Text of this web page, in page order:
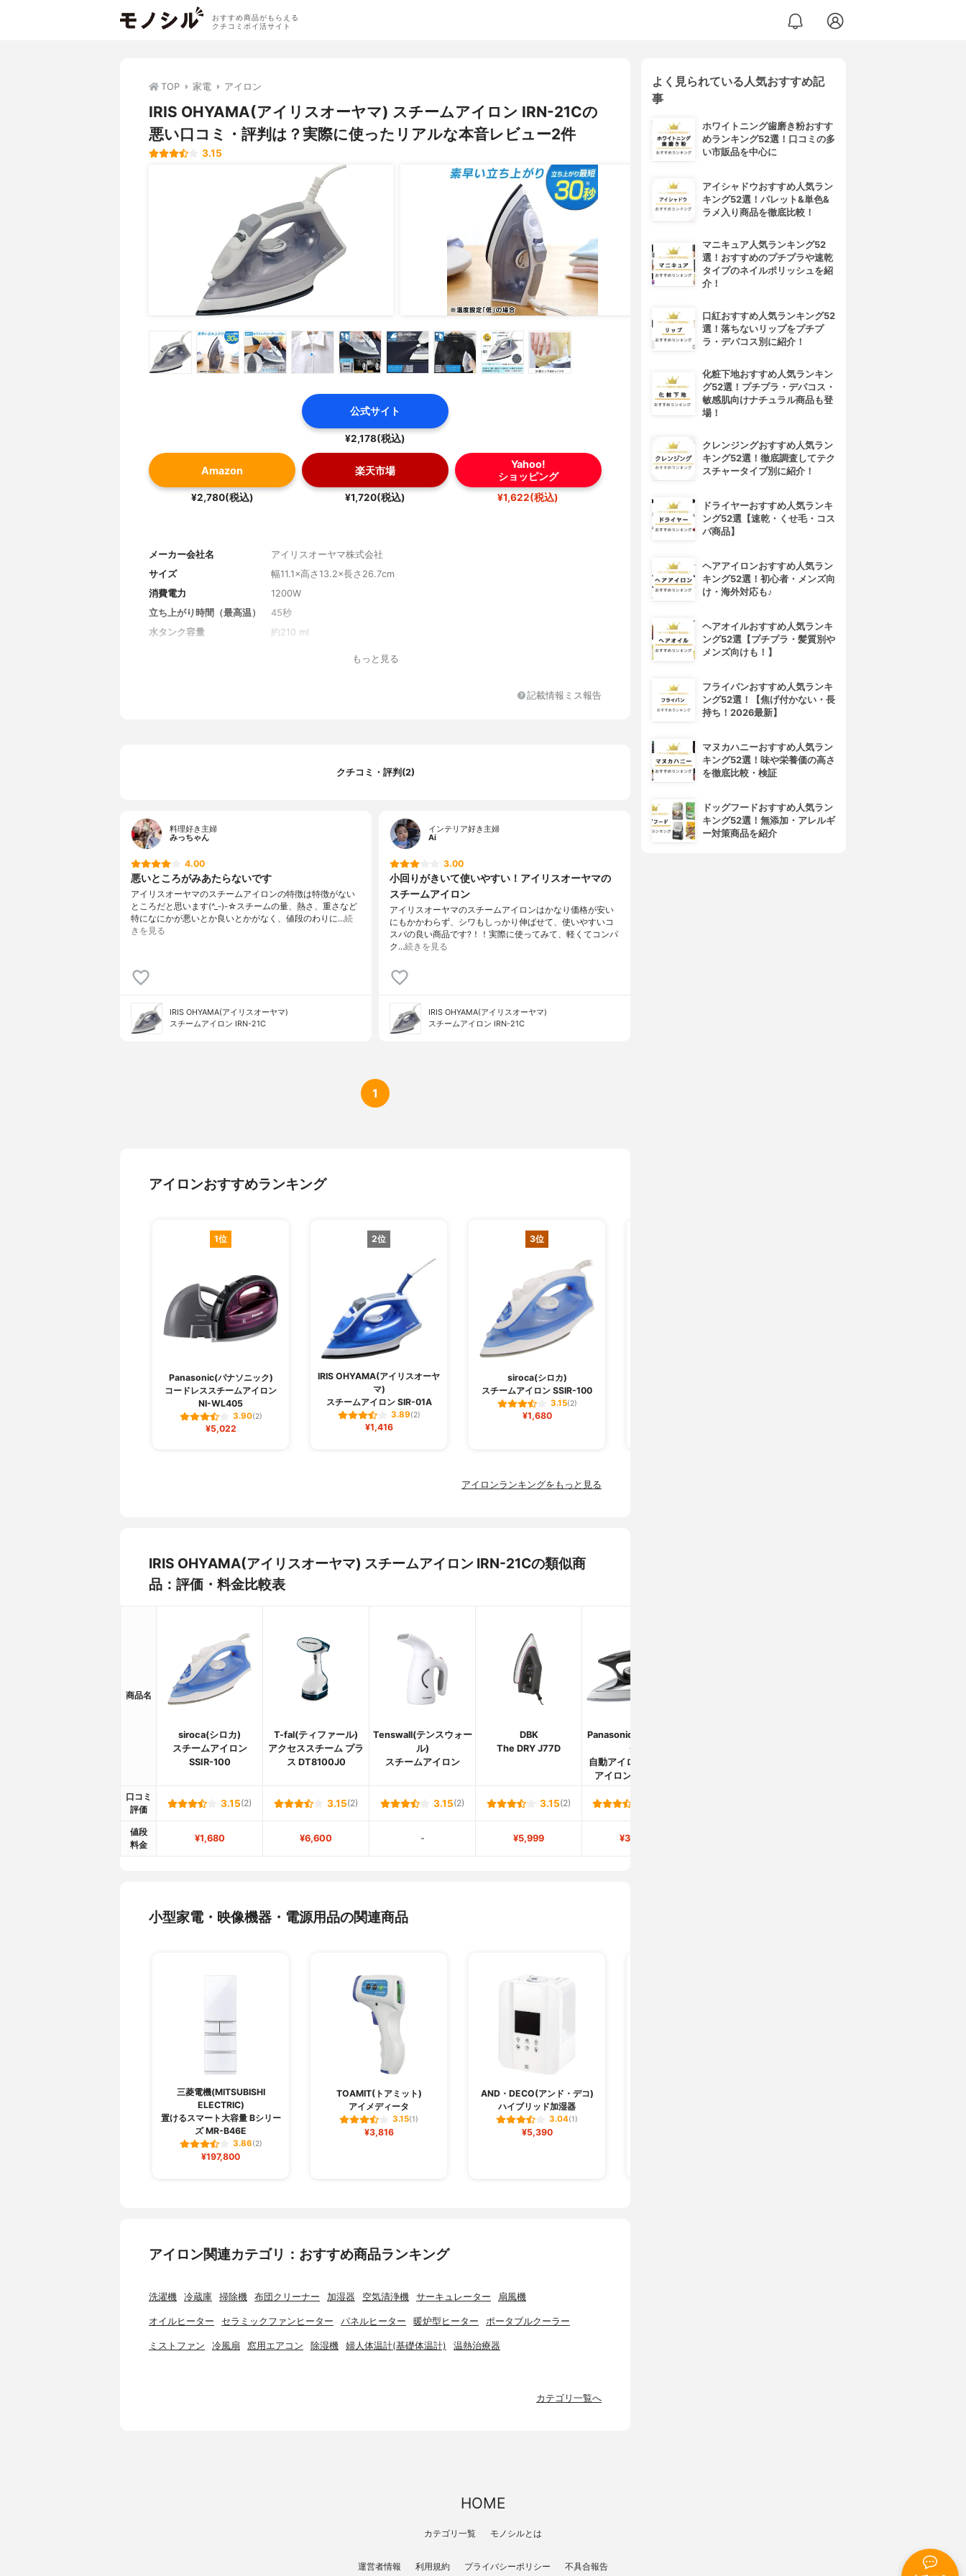
おすすめ商品がもらえる
クチコミポイ活サイト
TOP 家電 アイロン
IRIS OHYAMA(アイリスオーヤマ) スチームアイロン IRN-21Cの
悪い口コミ・評判は？実際に使ったリアルな本音レビュー2件
3.15
公式サイト
¥2,178(税込)
Amazon
¥2,780(税込)
楽天市場
¥1,720(税込)
Yahoo!
ショッピング
¥1,622(税込)
メーカー会社名
アイリスオーヤマ株式会社
サイズ
幅11.1×高さ13.2×長さ26.7cm
消費電力
1200W
立ち上がり時間（最高温）
45秒
水タンク容量
約210 ml
もっと見る
記載情報ミス報告
クチコミ・評判(2)
料理好き主婦
みっちゃん
4.00
悪いところがみあたらないです
アイリスオーヤマのスチームアイロンの特徴は特徴がない
ところだと思います(^_-)-☆スチームの量、熱さ、重さなど
特になにかが悪いとか良いとかがなく、値段のわりに…続
きを見る
IRIS OHYAMA(アイリスオーヤマ)
スチームアイロン IRN-21C
インテリア好き主婦
Ai
3.00
小回りがきいて使いやすい！アイリスオーヤマの
スチームアイロン
アイリスオーヤマのスチームアイロンはかなり価格が安い
にもかかわらず、シワもしっかり伸ばせて、使いやすいコ
スパの良い商品です?！！実際に使ってみて、軽くてコンパ
ク…続きを見る
IRIS OHYAMA(アイリスオーヤマ)
スチームアイロン IRN-21C
1
アイロンおすすめランキング
1位
Panasonic(パナソニック)
コードレススチームアイロン
NI-WL405
3.90(2)
¥5,022
2位
IRIS OHYAMA(アイリスオーヤ
マ)
スチームアイロン SIR-01A
3.89(2)
¥1,416
3位
siroca(シロカ)
スチームアイロン SSIR-100
3.15(2)
¥1,680
アイロンランキングをもっと見る
IRIS OHYAMA(アイリスオーヤマ) スチームアイロン IRN-21Cの類似商
品：評価・料金比較表
商品名
siroca(シロカ)
スチームアイロン
SSIR-100
T-fal(ティファール)
アクセススチーム プラ
ス DT8100J0
Tenswall(テンスウォー
ル)
スチームアイロン
DBK
The DRY J77D
Panasonic(パナソニッ
ク)
自動アイロン（ドライ
アイロン） NI-A66
口コミ
評価
3.15(2) 3.15(2) 3.15(2) 3.15(2)
値段
料金
¥1,680 ¥6,600 - ¥5,999 ¥3,343
小型家電・映像機器・電源用品の関連商品
三菱電機(MITSUBISHI
ELECTRIC)
置けるスマート大容量 Bシリー
ズ MR-B46E
3.86(2)
¥197,800
TOAMIT(トアミット)
アイメディータ
3.15(1)
¥3,816
AND・DECO(アンド・デコ)
ハイブリッド加湿器
3.04(1)
¥5,390
アイロン関連カテゴリ：おすすめ商品ランキング
洗濯機 冷蔵庫 掃除機 布団クリーナー 加湿器 空気清浄機 サーキュレーター 扇風機
オイルヒーター セラミックファンヒーター パネルヒーター 暖炉型ヒーター ポータブルクーラー
ミストファン 冷風扇 窓用エアコン 除湿機 婦人体温計(基礎体温計) 温熱治療器
カテゴリ一覧へ
よく見られている人気おすすめ記
事
ホワイトニング歯磨き粉おすす
めランキング52選！口コミの多
い市販品を中心に
アイシャドウおすすめ人気ラン
キング52選！パレット&単色&
ラメ入り商品を徹底比較！
マニキュア人気ランキング52
選！おすすめのプチプラや速乾
タイプのネイルポリッシュを紹
介！
口紅おすすめ人気ランキング52
選！落ちないリップをプチプ
ラ・デパコス別に紹介！
化粧下地おすすめ人気ランキン
グ52選！プチプラ・デパコス・
敏感肌向けナチュラル商品も登
場！
クレンジングおすすめ人気ラン
キング52選！徹底調査してテク
スチャータイプ別に紹介！
ドライヤーおすすめ人気ランキ
ング52選【速乾・くせ毛・コス
パ商品】
ヘアアイロンおすすめ人気ラン
キング52選！初心者・メンズ向
け・海外対応も♪
ヘアオイルおすすめ人気ランキ
ング52選【プチプラ・髪質別や
メンズ向けも！】
フライパンおすすめ人気ランキ
ング52選！【焦げ付かない・長
持ち！2026最新】
マヌカハニーおすすめ人気ラン
キング52選！味や栄養価の高さ
を徹底比較・検証
ドッグフードおすすめ人気ラン
キング52選！無添加・アレルギ
ー対策商品を紹介
HOME
カテゴリ一覧 モノシルとは
運営者情報 利用規約 プライバシーポリシー 不具合報告